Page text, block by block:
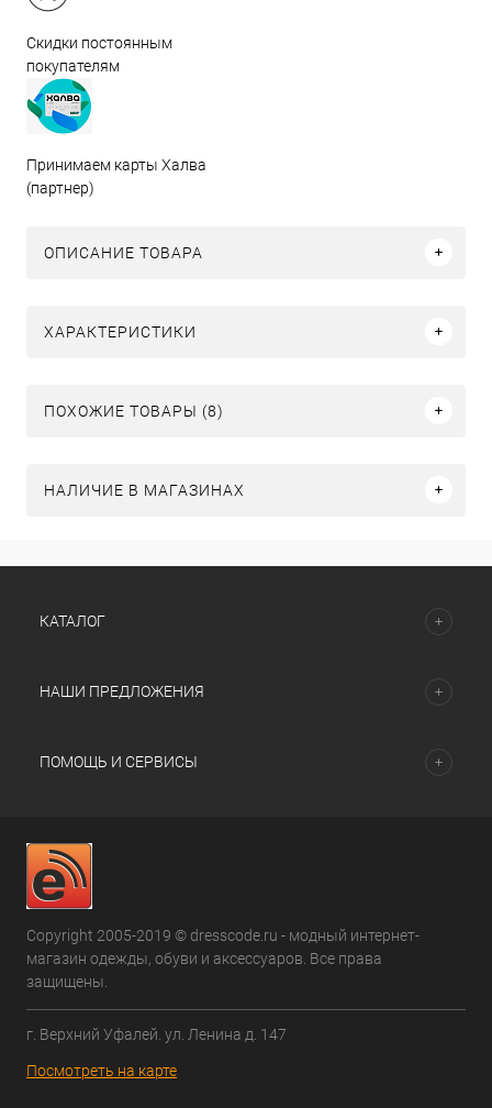
Скидки постоянным
покупателям
Принимаем карты Халва
(партнер)
ОПИСАНИЕ ТОВАРА
ХАРАКТЕРИСТИКИ
ПОХОЖИЕ ТОВАРЫ (8)
НАЛИЧИЕ В МАГАЗИНАХ
КАТАЛОГ
НАШИ ПРЕДЛОЖЕНИЯ
ПОМОЩЬ И СЕРВИСЫ
Copyright 2005-2019 © dresscode.ru - модный интернет-
магазин одежды, обуви и аксессуаров. Все права
защищены.
г. Верхний Уфалей. ул. Ленина д. 147
Посмотреть на карте